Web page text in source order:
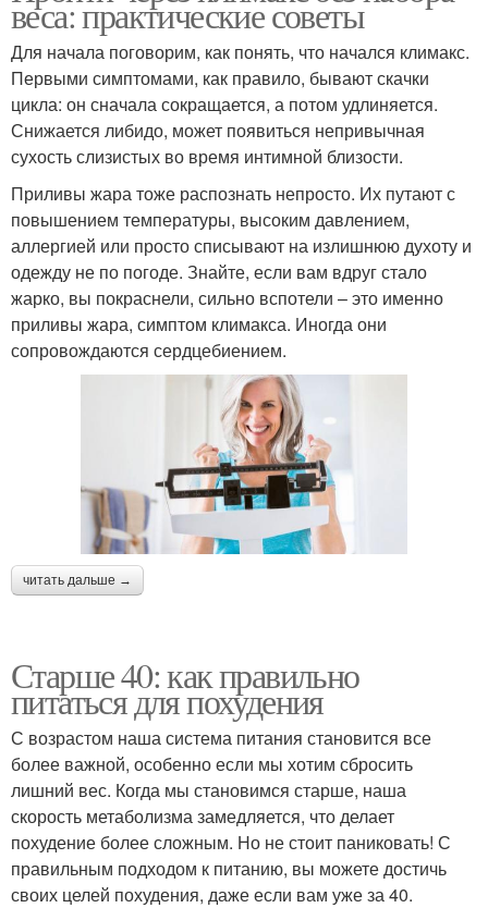
веса: практические советы
Для начала поговорим, как понять, что начался климакс.
Первыми симптомами, как правило, бывают скачки
цикла: он сначала сокращается, а потом удлиняется.
Снижается либидо, может появиться непривычная
сухость слизистых во время интимной близости.
Приливы жара тоже распознать непросто. Их путают с
повышением температуры, высоким давлением,
аллергией или просто списывают на излишнюю духоту и
одежду не по погоде. Знайте, если вам вдруг стало
жарко, вы покраснели, сильно вспотели – это именно
приливы жара, симптом климакса. Иногда они
сопровождаются сердцебиением.
читать дальше →
Старше 40: как правильно
питаться для похудения
С возрастом наша система питания становится все
более важной, особенно если мы хотим сбросить
лишний вес. Когда мы становимся старше, наша
скорость метаболизма замедляется, что делает
похудение более сложным. Но не стоит паниковать! С
правильным подходом к питанию, вы можете достичь
своих целей похудения, даже если вам уже за 40.